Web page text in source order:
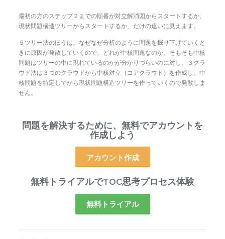
最初の方のステップ２までの順番が対立解消図からスタートするか、
現状問題構造ツリーからスタートするか、だけの違いに見えます。
５ツリー法のほうは、なぜなぜ分析のように問題を掘り下げていくと
きに原因が発散していくので、どれが中核問題なのか、そもそも中核
問題はツリーの中に現れているのかが分かりづらいのに対し、３クラ
ウド法は３つのクラウドから中核対立（コアクラウド）を作成し、中
核問題を特定してから現状問題構造ツリーを作っていくので発散しま
せん。
問題を解決するために、無料でアカウントを
作成しよう
アカウント作成
無料トライアルでTOC思考プロセス体験
無料トライアル